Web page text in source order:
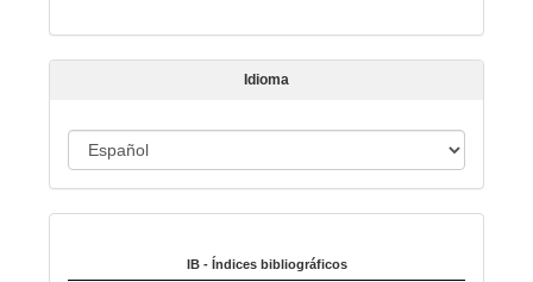
t
í
o
Idioma
d
m
IB - Índices bibliográficos